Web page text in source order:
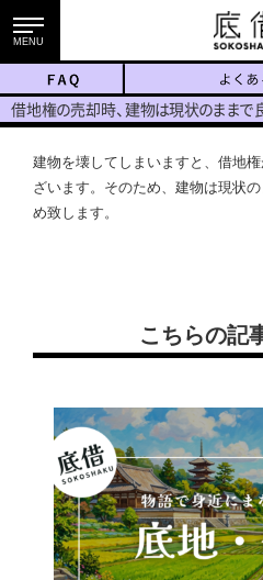
MENU
底借のサ
ニュース
底地・借地
借地権の売却 時、 建物は現状のま まで
建物を壊してしまいますと、借地
ざいます。そのため、建物は現状
め致します。
こちらの記